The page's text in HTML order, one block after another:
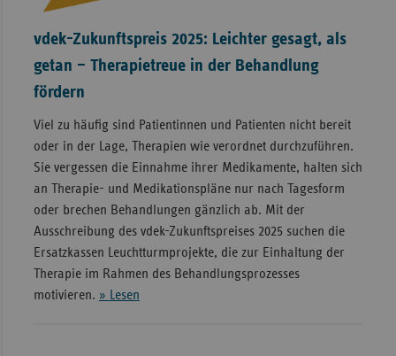
vdek-Zukunftspreis 2025: Leichter gesagt, als
getan – Therapietreue in der Behandlung
fördern
Viel zu häufig sind Patientinnen und Patienten nicht bereit
oder in der Lage, Therapien wie verordnet durchzuführen.
Sie vergessen die Einnahme ihrer Medikamente, halten sich
an Therapie- und Medikationspläne nur nach Tagesform
oder brechen Behandlungen gänzlich ab. Mit der
Ausschreibung des vdek-Zukunftspreises 2025 suchen die
Ersatzkassen Leuchtturmprojekte, die zur Einhaltung der
Therapie im Rahmen des Behandlungsprozesses
motivieren. » Lesen